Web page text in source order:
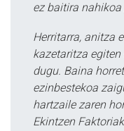
ez baitira
Herritarra, anitza
kazetaritza
dugu. Baina
ezinbestekoa
hartzaile zaren
Ekintzen